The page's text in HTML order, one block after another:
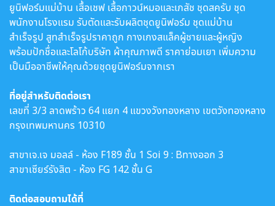
ยูนิฟอร์มแม่บ้าน เสื้อเชฟ เสื้อกาวน์หมอและเภสัช ชุดสครับ ชุด
พนักงานโรงแรม รับตัดและรับผลิตชุดยูนิฟอร์ม ชุดแม่บ้าน
สำเร็จรูป สูทสำเร็จรูปราคาถูก กางเกงสแล็คผู้ชายและผู้หญิง
พร้อมปักชื่อและโลโก้บริษัท ผ้าคุณภาพดี ราคาย่อมเยา เพิ่มความ
เป็นมืออาชีพให้คุณด้วยชุดยูนิฟอร์มจากเรา
ที่อยู่สำหรับติดต่อเรา
เลขที่ 3/3 ลาดพร้าว 64 แยก 4 แขวงวังทองหลาง เขตวังทองหลาง
กรุงเทพมหานคร 10310
สาขาเจ.เจ มอลล์ - ห้อง F189 ชั้น 1 Soi 9 : Bทางออก 3
สาขาเซียร์รังสิต - ห้อง FG 142 ชั้น G
ติดต่อสอบถามได้ที่